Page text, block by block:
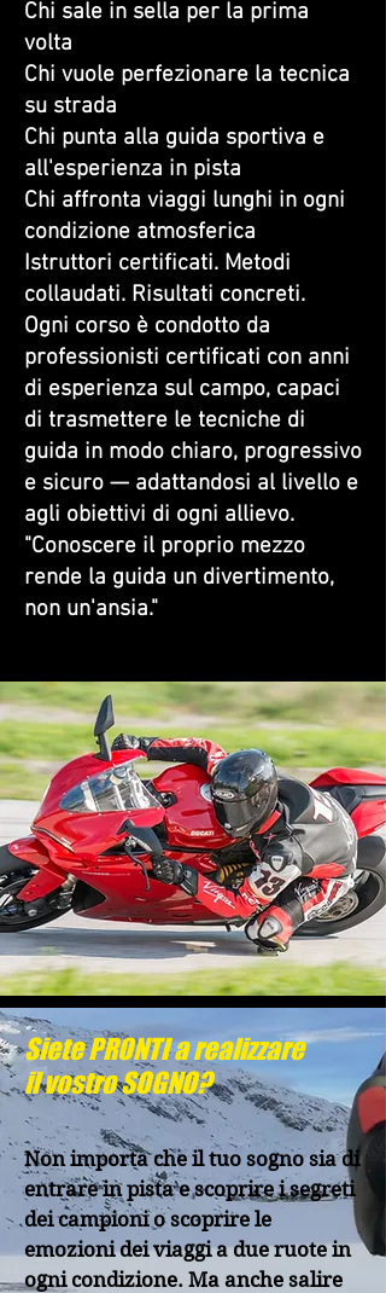
Chi sale in sella per la prima
volta
Chi vuole perfezionare la tecnica
su strada
Chi punta alla guida sportiva e
all'esperienza in pista
Chi affronta viaggi lunghi in ogni
condizione atmosferica
Istruttori certificati. Metodi
collaudati. Risultati concreti.
Ogni corso è condotto da
professionisti certificati con anni
di esperienza sul campo, capaci
di trasmettere le tecniche di
guida in modo chiaro, progressivo
e sicuro — adattandosi al livello e
agli obiettivi di ogni allievo.
"Conoscere il proprio mezzo
rende la guida un divertimento,
non un'ansia."
Siete PRONTI a realizzare
il vostro SOGNO?
Non importa che il tuo sogno sia di
entrare in pista e scoprire i segreti
dei campioni o scoprire le
emozioni dei viaggi a due ruote in
ogni condizione. Ma anche salire